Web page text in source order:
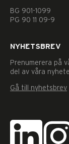
BG 901-1099
PG 90 11 09-9
NYHETSBREV
Prenumerera på
del av våra
Gå till nyhetsbrev